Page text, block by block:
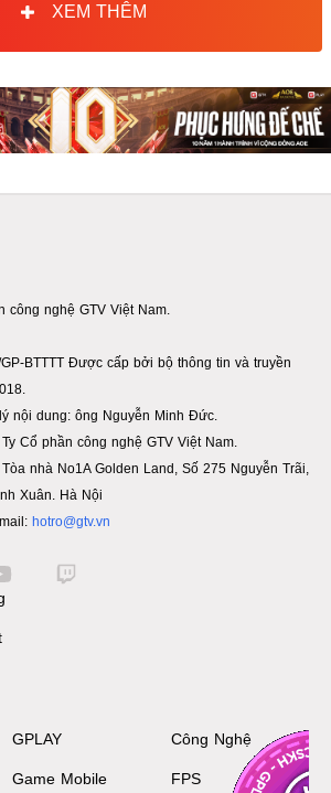
XEM THÊM
nghệ GTV Việt Nam.
BTTTT Được cấp bởi bộ thông tin và truyền
nội dung: ông Nguyễn Minh Đức.
Cổ phần công nghệ GTV Việt Nam.
nhà No1A Golden Land, Số 275 Nguyễn Trãi,
Xuân. Hà Nội
hotro@gtv.vn
GPLAY
Game Mobile
Công Nghệ
FPS